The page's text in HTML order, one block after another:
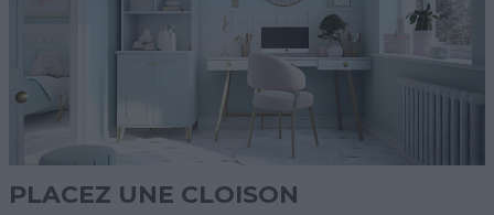
PLACEZ UNE CLOISON